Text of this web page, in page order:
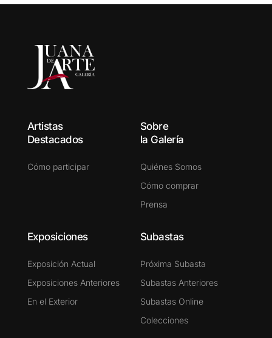
Artistas
Destacados
Cómo participar
Sobre
la Galería
Quiénes Somos
Cómo comprar
Prensa
Exposiciones
Exposición Actual
Exposiciones Anteriores
En el Exterior
Subastas
Próxima Subasta
Subastas Anteriores
Subastas Online
Colecciones